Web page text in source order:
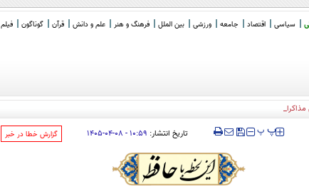
سیاسی اقتصاد جامعه ورزشی بین الملل فرهنگ و هنر علم و دانش قرآن گوناگون فیلم
ایران و عمان بر
‍‍‍ پپ تاریخ انتشار: ۱۰:۵۹ - ۰۸-۰۴-۱۴۰۵ ‌گزارش خطا در خبر